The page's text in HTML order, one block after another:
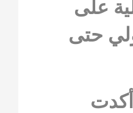
على
حتى